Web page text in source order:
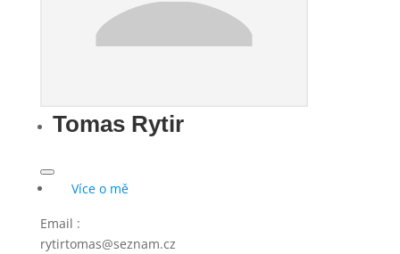
Tomas Rytir
Více o mě
Email :
rytirtomas@seznam.cz